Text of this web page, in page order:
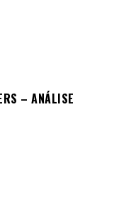
– ANÁLISE